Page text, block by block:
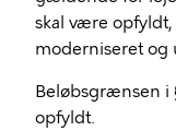
skal være
moderniseret og
Beløbsgrænsen i
opfyldt.